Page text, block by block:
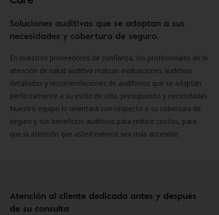
Soluciones auditivas que se adaptan a sus
necesidades y cobertura de seguro.
En nuestros proveedores de confianza, los profesionales de la
atención de salud auditiva realizan evaluaciones auditivas
detalladas y recomendaciones de audífonos que se adaptan
perfectamente a su estilo de vida, presupuesto y necesidades.
Nuestro equipo lo orientará con respecto a su cobertura de
seguro y sus beneficios auditivos para reducir costos, para
que la atención que usted merece sea más accesible.
Atención al cliente dedicada antes y después
de su consulta